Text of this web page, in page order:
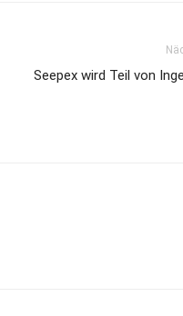
Seepex wird Teil von